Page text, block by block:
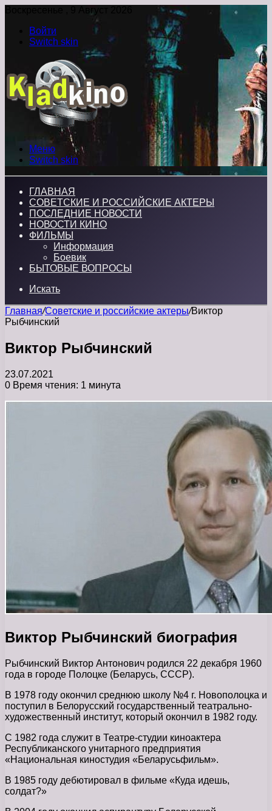
Воскресенье , 9 Август 2026
Войти
Switch skin
Меню
Switch skin
ГЛАВНАЯ
СОВЕТСКИЕ И РОССИЙСКИЕ АКТЕРЫ
ПОСЛЕДНИЕ НОВОСТИ
НОВОСТИ КИНО
ФИЛЬМЫ
Информация
Боевик
БЫТОВЫЕ ВОПРОСЫ
Искать
Главная/Советские и российские актеры/Виктор
Рыбчинский
Виктор Рыбчинский
23.07.2021
0 Время чтения: 1 минута
Виктор Рыбчинский биография
Рыбчинский Виктор Антонович родился 22 декабря 1960
года в городе Полоцке (Беларусь, СССР).
В 1978 году окончил среднюю школу №4 г. Новополоцка и
поступил в Белорусский государственный театрально-
художественный институт, который окончил в 1982 году.
С 1982 года служит в Театре-студии киноактера
Республиканского унитарного предприятия
«Национальная киностудия «Беларусьфильм».
В 1985 году дебютировал в фильме «Куда идешь,
солдат?»